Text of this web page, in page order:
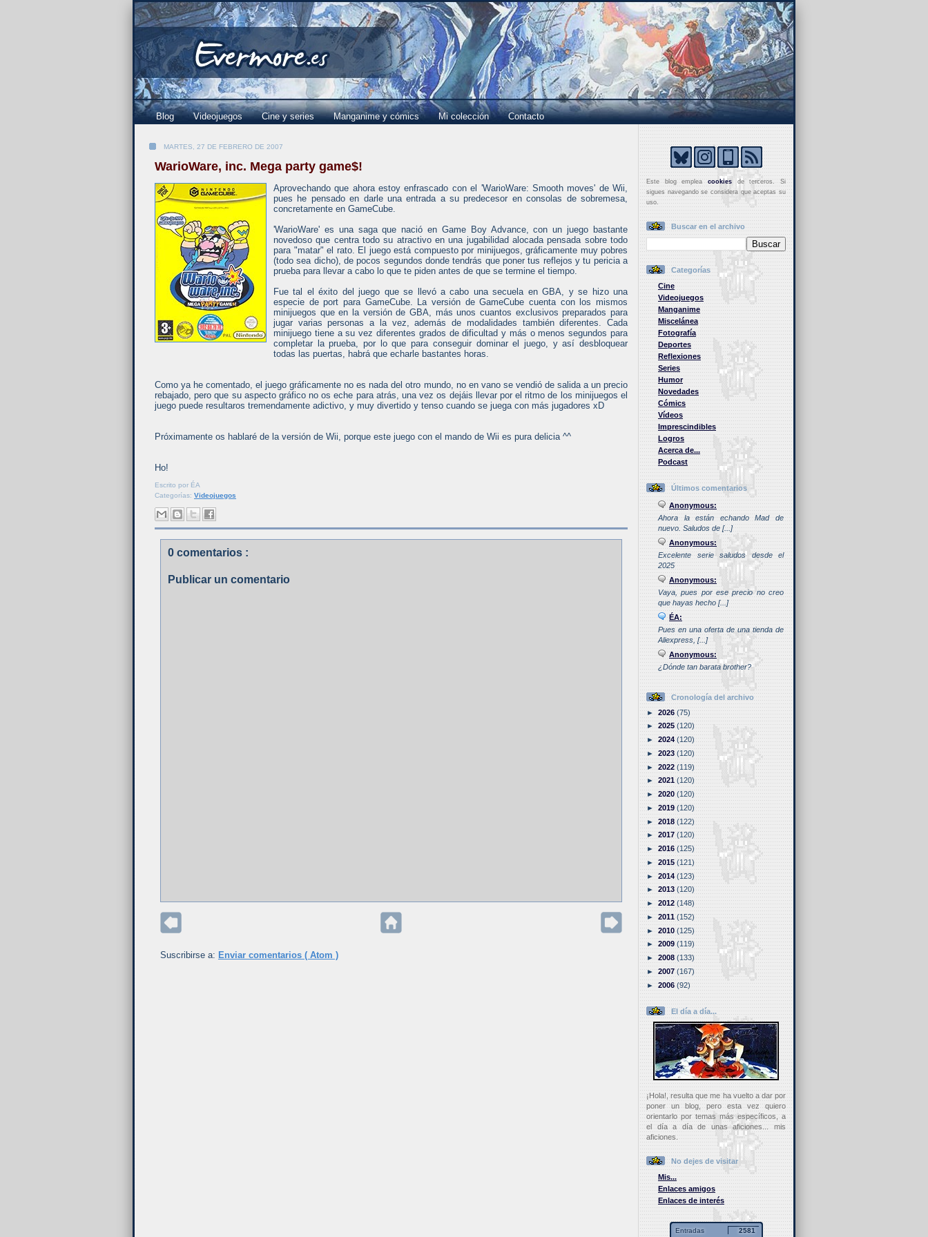
Blog Videojuegos Cine y series Manganime y cómics Mi colección Contacto
MARTES, 27 DE FEBRERO DE 2007
WarioWare, inc. Mega party game$!
Aprovechando que ahora estoy enfrascado con el 'WarioWare: Smooth moves' de Wii,
pues he pensado en darle una entrada a su predecesor en consolas de sobremesa,
concretamente en GameCube.
'WarioWare' es una saga que nació en Game Boy Advance, con un juego bastante
novedoso que centra todo su atractivo en una jugabilidad alocada pensada sobre todo
para "matar" el rato. El juego está compuesto por minijuegos, gráficamente muy pobres
(todo sea dicho), de pocos segundos donde tendrás que poner tus reflejos y tu pericia a
prueba para llevar a cabo lo que te piden antes de que se termine el tiempo.
Fue tal el éxito del juego que se llevó a cabo una secuela en GBA, y se hizo una
especie de port para GameCube. La versión de GameCube cuenta con los mismos
minijuegos que en la versión de GBA, más unos cuantos exclusivos preparados para
jugar varias personas a la vez, además de modalidades también diferentes. Cada
minijuego tiene a su vez diferentes grados de dificultad y más o menos segundos para
completar la prueba, por lo que para conseguir dominar el juego, y así desbloquear
todas las puertas, habrá que echarle bastantes horas.
Como ya he comentado, el juego gráficamente no es nada del otro mundo, no en vano se vendió de salida a un precio
rebajado, pero que su aspecto gráfico no os eche para atrás, una vez os dejáis llevar por el ritmo de los minijuegos el
juego puede resultaros tremendamente adictivo, y muy divertido y tenso cuando se juega con más jugadores xD
Próximamente os hablaré de la versión de Wii, porque este juego con el mando de Wii es pura delicia ^^
Ho!
Escrito por ÉA
Categorías: Videojuegos
0 comentarios :
Publicar un comentario
Suscribirse a: Enviar comentarios ( Atom )
Este blog empleacookies de terceros. Si
sigues navegando se considera que aceptas su
uso.
Buscar en el archivo
Categorías
Cine
Videojuegos
Manganime
Miscelánea
Fotografía
Deportes
Reflexiones
Series
Humor
Novedades
Cómics
Vídeos
Imprescindibles
Logros
Acerca de...
Podcast
Últimos comentarios
Anonymous:
Ahora la están echando Mad de
nuevo. Saludos de [...]
Anonymous:
Excelente serie saludos desde el
2025
Anonymous:
Vaya, pues por ese precio no creo
que hayas hecho [...]
ÉA:
Pues en una oferta de una tienda de
Aliexpress, [...]
Anonymous:
¿Dónde tan barata brother?
Cronología del archivo
►2026(75)
►2025(120)
►2024(120)
►2023(120)
►2022(119)
►2021(120)
►2020(120)
►2019(120)
►2018(122)
►2017(120)
►2016(125)
►2015(121)
►2014(123)
►2013(120)
►2012(148)
►2011(152)
►2010(125)
►2009(119)
►2008(133)
►2007(167)
►2006(92)
El día a día...
¡Hola!, resulta que me ha vuelto a dar por
poner un blog, pero esta vez quiero
orientarlo por temas más específicos, a
el día a día de unas aficiones... mis
aficiones.
No dejes de visitar
Mis...
Enlaces amigos
Enlaces de interés
Entradas 2581